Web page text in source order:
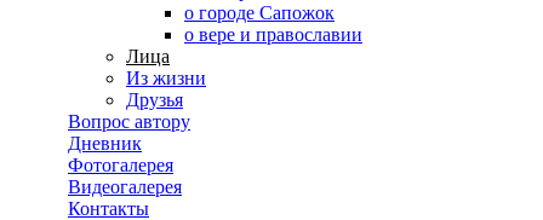
о городе Сапожок
о вере и православии
Лица
Из жизни
Друзья
Вопрос автору
Дневник
Фотогалерея
Видеогалерея
Контакты